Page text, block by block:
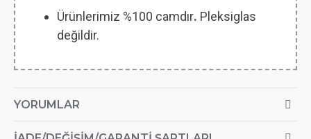
Ürünlerimiz %100 camdır. Pleksiglas
değildir.
YORUMLAR